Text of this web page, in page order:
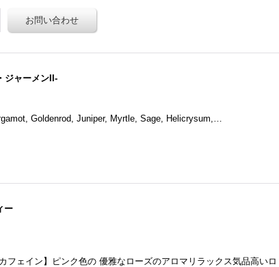
ジャーメンII-
Goldenrod, Juniper, Myrtle, Sage, Helicrysum,…
ー
フェイン】ピンク色の 優雅なローズのアロマリラックス気品高いロ